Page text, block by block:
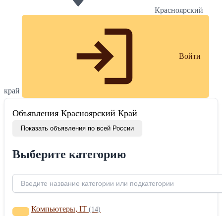
Красноярский
край
Войти
Объявления Красноярский Край
Показать объявления по всей России
Выберите категорию
Компьютеры, IT (14)